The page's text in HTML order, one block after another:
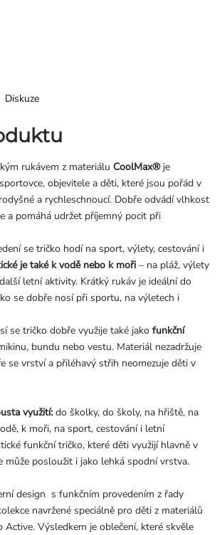
Diskuze
rukávem z materiálu CoolMax®je
objevitele a děti, které jsou pořád v
a rychleschnoucí. Dobře odvádí vlhkost
a pomáhá udržet příjemný pocit při
se tričko hodí na sport, výlety, cestování i
je také k vodě nebo k moři – na pláž, výlety
letní aktivity. Krátký rukáv je ideální do
se dobře nosí při sportu, na výletech i
se tričko dobře využije také jako funkční
bundu nebo vestu. Materiál nezadržuje
se vrství a přiléhavý střih neomezuje děti v
využití: do školky, do školy, na hřiště, na
k moři, na sport, cestování i letní
funkční tričko, které děti využijí hlavně v
může posloužit i jako lehká spodní vrstva.
design s funkčním provedením z řady
navržené speciálně pro děti z materiálů
Active. Výsledkem je oblečení, které skvěle